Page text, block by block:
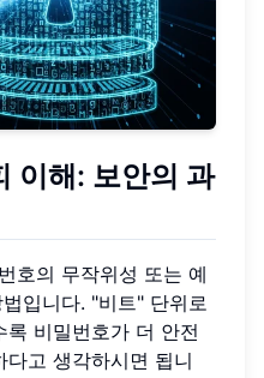
이해: 보안의 과
호의 무작위성 또는 예
입니다. "비트" 단위로
비밀번호가 더 안전
고 생각하시면 됩니